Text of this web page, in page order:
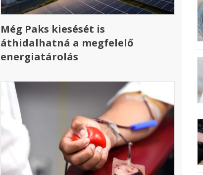
Még Paks kiesését is
áthidalhatná a megfelelő
energiatárolás